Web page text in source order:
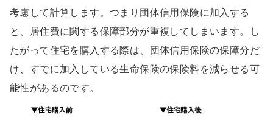
考慮して計算します。つまり団体信用保険に加入する
と、居住費に関する保障部分が重複してしまいます。し
たがって住宅を購入する際は、団体信用保険の保障分だ
け、すでに加入している生命保険の保険料を減らせる可
能性があるのです。